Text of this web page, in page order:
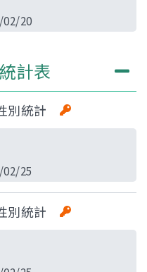
02/20
計表
別統計
02/25
別統計